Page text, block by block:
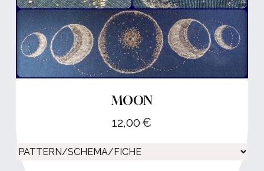
MOON
12,00€